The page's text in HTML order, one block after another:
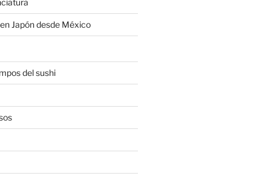
Japón desde México
del sushi